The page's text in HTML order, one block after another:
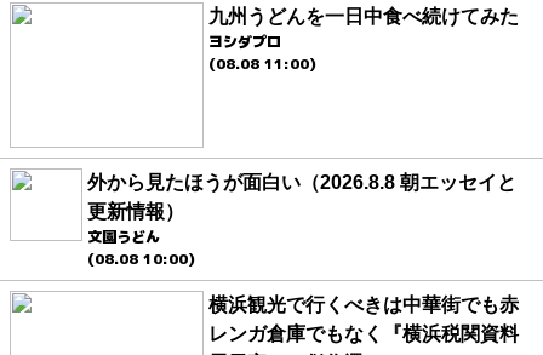
九州うどんを一日中食べ続けてみた
ヨシダプロ
(08.08 11:00)
外から見たほうが面白い（2026.8.8 朝エッセイと
更新情報）
文園うどん
(08.08 10:00)
横浜観光で行くべきは中華街でも赤
レンガ倉庫でもなく『横浜税関資料